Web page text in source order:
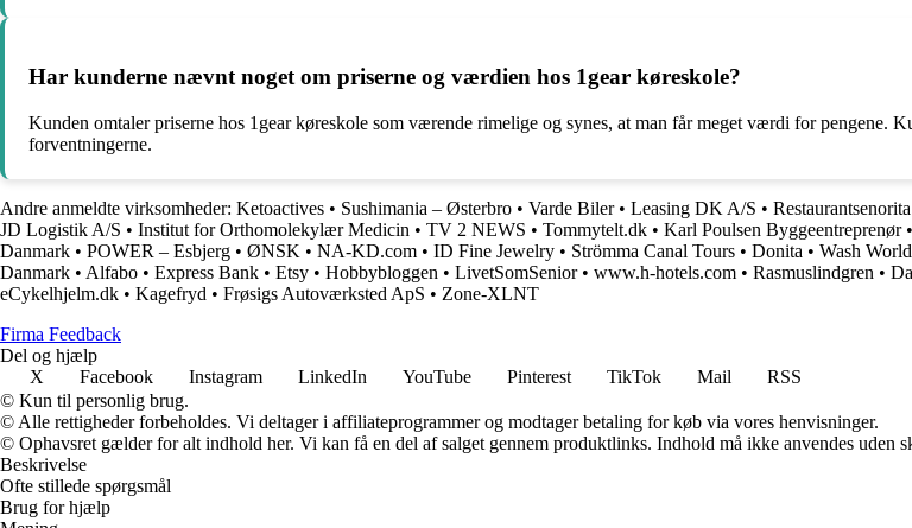
Har kunderne nævnt noget om priserne og værdien hos 1gear køreskole?
Kunden omtaler priserne hos 1gear køreskole som værende rimelige og synes, at man får meget værdi for pengene.
forventningerne.
Andre anmeldte virksomheder: Ketoactives • Sushimania – Østerbro • Varde Biler• Leasing DK A/S • Restaurantsenorita
JD Logistik A/S • Institut for Orthomolekylær Medicin • TV 2 NEWS • Tommytelt.dk • Karl Poulsen Byggeentreprenør•
Danmark • POWER – Esbjerg • ØNSK • NA-KD.com • ID Fine Jewelry • Strömma Canal Tours • Donita • Wash
Danmark • Alfabo • Express Bank • Etsy • Hobbybloggen • LivetSomSenior• www.h-hotels.com • Rasmuslindgren •
eCykelhjelm.dk • Kagefryd • Frøsigs Autoværksted ApS • Zone-XLNT
Firma Feedback
Del og hjælp
X
Facebook Instagram LinkedIn YouTube Pinterest TikTok Mail
RSS
© Kun til personlig brug.
© Alle rettigheder forbeholdes. Vi deltager i affiliateprogrammer og modtager betaling for køb via vores henvisninger.
© Ophavsret gælder for alt indhold her. Vi kan få en del af salget gennem produktlinks. Indhold må ikke anvendes uden
Beskrivelse
Ofte stillede spørgsmål
Brug for hjælp